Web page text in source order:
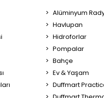
Alüminyum
Havlupan
Hidroforlar
Pompalar
Bahçe
Ev & Yaşam
Duffmart